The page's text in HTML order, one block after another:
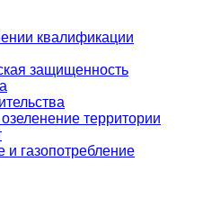
квалификации
защищенность
территории
и газопотребление